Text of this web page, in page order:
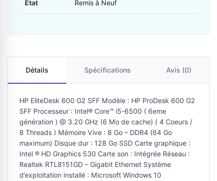
Etat Remis à Neuf
Détails Spécifications Avis (0)
HP EliteDesk 600 G2 SFF Modèle : HP ProDesk 600 G2
SFF Processeur : Intel® Core™ i5-6500 ( 6eme
génération ) @ 3.20 GHz (6 Mo de cache) ( 4 Coeurs /
8 Threads ) Mémoire Vive : 8 Go – DDR4 (64 Go
maximum) Disque dur : 128 Go SSD Carte graphique :
Intel ® HD Graphics 530 Carte son : Intégrée Réseau :
Realtek RTL8151GD – Gigabit Ethernet Système
d’exploitation installé : Microsoft Windows 10